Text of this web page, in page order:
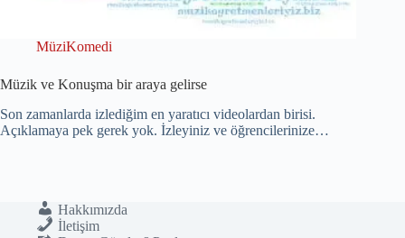
MüziKomedi
Müzik ve Konuşma bir araya gelirse
Son zamanlarda izlediğim en yaratıcı videolardan birisi.
Açıklamaya pek gerek yok. İzleyiniz ve öğrencilerinize…
Hakkımızda
İletişim